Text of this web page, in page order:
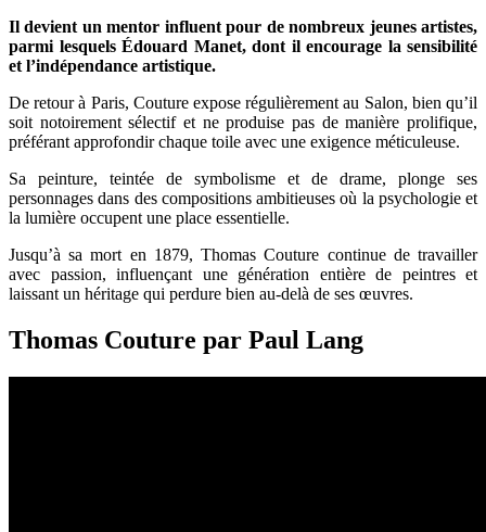
Il devient un mentor influent pour de nombreux jeunes artistes,
parmi lesquels Édouard Manet, dont il encourage la sensibilité
et l’indépendance artistique.
De retour à Paris, Couture expose régulièrement au Salon, bien qu’il
soit notoirement sélectif et ne produise pas de manière prolifique,
préférant approfondir chaque toile avec une exigence méticuleuse.
Sa peinture, teintée de symbolisme et de drame, plonge ses
personnages dans des compositions ambitieuses où la psychologie et
la lumière occupent une place essentielle.
Jusqu’à sa mort en 1879, Thomas Couture continue de travailler
avec passion, influençant une génération entière de peintres et
laissant un héritage qui perdure bien au-delà de ses œuvres.
Thomas Couture par Paul Lang